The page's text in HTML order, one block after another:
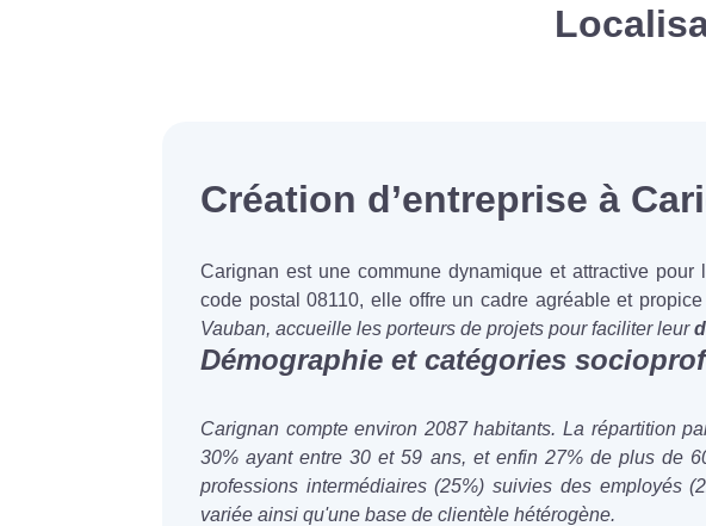
Création d’entreprise à
Carignan est une commune dynamique et attractive
code postal 08110, elle offre un cadre agréable et
Vauban, accueille les porteurs de projets pour faciliter leur
Démographie et catégories
Carignan compte environ 2087 habitants. La répartition
30% ayant entre 30 et 59 ans, et enfin 27% de plus de
professions intermédiaires (25%) suivies des employés
variée ainsi qu'une base de clientèle hétérogène.